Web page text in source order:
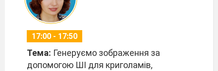
17:00 - 17:50
Тема: Генеруємо зображення за
допомогою ШІ для криголамів,